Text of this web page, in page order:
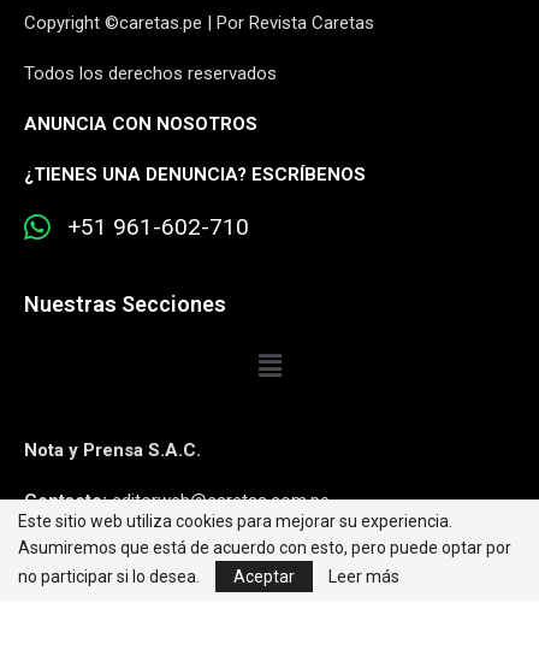
Copyright ©caretas.pe | Por Revista Caretas
Todos los derechos reservados
ANUNCIA CON NOSOTROS
¿TIENES UNA DENUNCIA? ESCRÍBENOS
+51 961-602-710
Nuestras Secciones
Nota y Prensa S.A.C.
Contacto:editorweb@caretas.com.pe
Síguenos:
Este sitio web utiliza cookies para mejorar su experiencia.
Asumiremos que está de acuerdo con esto, pero puede optar por
no participar si lo desea.
Aceptar Leer más